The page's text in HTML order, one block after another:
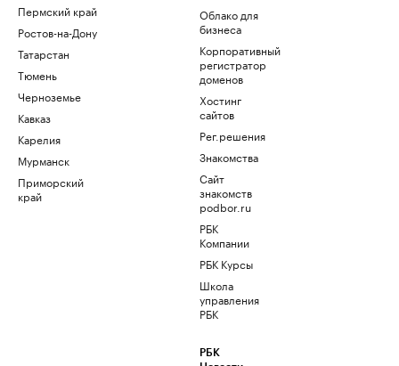
Пермский край
Ростов-на-Дону
Татарстан
Тюмень
Черноземье
Кавказ
Карелия
Мурманск
Приморский
край
Облако для
бизнеса
Корпоративный
регистратор
доменов
Хостинг
сайтов
Рег.решения
Знакомства
Сайт
знакомств
podbor.ru
РБК
Компании
РБК Курсы
Школа
управления
РБК
РБК